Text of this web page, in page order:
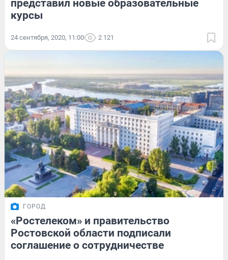
представил новые образовательные
курсы
24 сентября, 2020, 11:00 2 121
ГОРОД
«Ростелеком» и правительство
Ростовской области подписали
соглашение о сотрудничестве